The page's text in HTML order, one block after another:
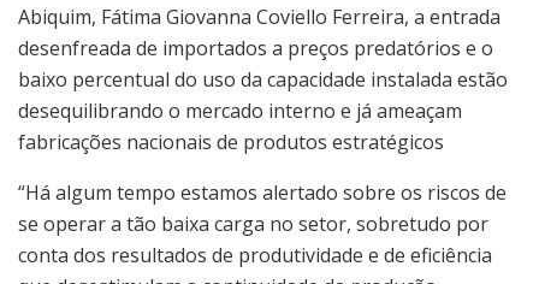
Abiquim, Fátima Giovanna Coviello Ferreira, a entrada
desenfreada de importados a preços predatórios e o
baixo percentual do uso da capacidade instalada estão
desequilibrando o mercado interno e já ameaçam
fabricações nacionais de produtos estratégicos
“Há algum tempo estamos alertado sobre os riscos de
se operar a tão baixa carga no setor, sobretudo por
conta dos resultados de produtividade e de eficiência